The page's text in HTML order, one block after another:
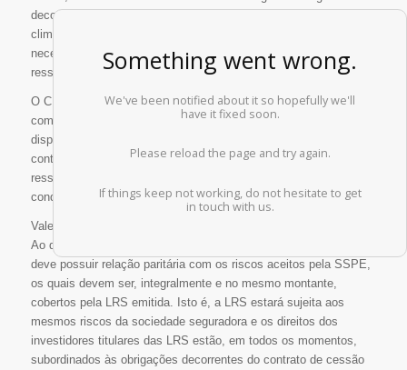
decorrentes de eventos de grande magnitude, como catástrofes
climáticas, guerras e conflitos civis. Deste modo, reduz-se a
necessidade de inclusão de capital no balanço de seguradoras e
resseguradoras.
O CNSP (Conselho Nacional de Seguros Privados) será o órgão
competente para, além das competências previstas no
dispositivo, estabelecer as diretrizes e as normas referentes aos
contratos e à aceitação, pela SSPE, dos riscos de seguros e
resseguros, do seu financiamento via emissão de LRS e das
condições da emissão.
Vale lembrar, ainda, que o investidor não estará livre de riscos.
Ao que dispõe o § 2º do artigo 11 da referida legislação, a LRS
deve possuir relação paritária com os riscos aceitos pela SSPE,
os quais devem ser, integralmente e no mesmo montante,
cobertos pela LRS emitida. Isto é, a LRS estará sujeita aos
mesmos riscos da sociedade seguradora e os direitos dos
investidores titulares das LRS estão, em todos os momentos,
subordinados às obrigações decorrentes do contrato de cessão